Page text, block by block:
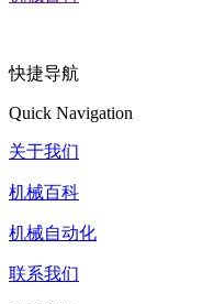
快捷导航
Quick Navigation
关于我们
机械百科
机械自动化
联系我们